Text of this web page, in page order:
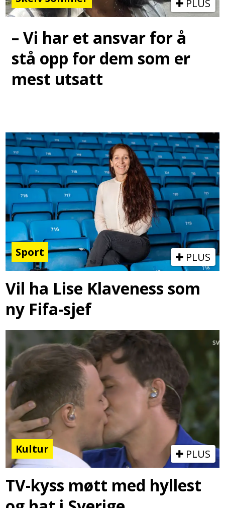
PLUS
– Vi har et ansvar for å
stå opp for dem som er
mest utsatt
Sport PLUS
Vil ha Lise Klaveness som
ny Fifa-sjef
Kultur PLUS
TV-kyss møtt med hyllest